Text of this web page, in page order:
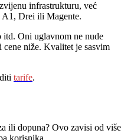
infrastrukturu, već
A1, Drei ili Magente.
itd. Oni uglavnom ne nude
cene niže. Kvalitet je sasvim
tarife.
ili dopuna? Ovo zavisi od više